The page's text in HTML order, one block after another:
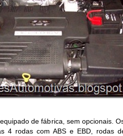
de fábrica, sem opcionais.
4 rodas com ABS e EBD, rodas